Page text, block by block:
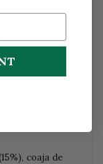
va cu o
coaja de